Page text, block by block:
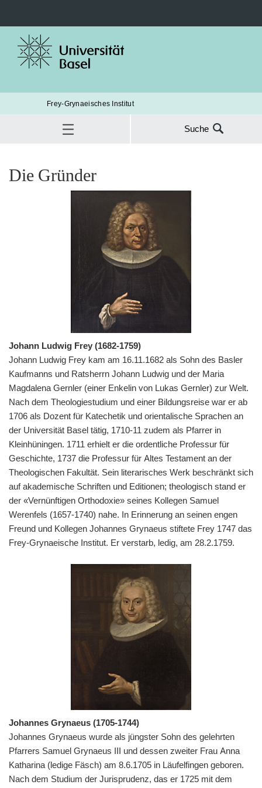
Frey-Grynaeisches Institut
Suche
Die Gründer
Johann Ludwig Frey (1682-1759)
Johann Ludwig Frey kam am 16.11.1682 als Sohn des Basler
Kaufmanns und Ratsherrn Johann Ludwig und der Maria
Magdalena Gernler (einer Enkelin von Lukas Gernler) zur Welt.
Nach dem Theologiestudium und einer Bildungsreise war er ab
1706 als Dozent für Katechetik und orientalische Sprachen an
der Universität Basel tätig, 1710-11 zudem als Pfarrer in
Kleinhüningen. 1711 erhielt er die ordentliche Professur für
Geschichte, 1737 die Professur für Altes Testament an der
Theologischen Fakultät. Sein literarisches Werk beschränkt sich
auf akademische Schriften und Editionen; theologisch stand er
der «Vernünftigen Orthodoxie» seines Kollegen Samuel
Werenfels (1657-1740) nahe. In Erinnerung an seinen engen
Freund und Kollegen Johannes Grynaeus stiftete Frey 1747 das
Frey-Grynaeische Institut. Er verstarb, ledig, am 28.2.1759.
Johannes Grynaeus (1705-1744)
Johannes Grynaeus wurde als jüngster Sohn des gelehrten
Pfarrers Samuel Grynaeus III und dessen zweiter Frau Anna
Katharina (ledige Fäsch) am 8.6.1705 in Läufelfingen geboren.
Nach dem Studium der Jurisprudenz, das er 1725 mit dem